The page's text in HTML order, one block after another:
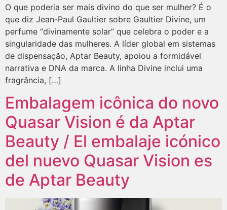
O que poderia ser mais divino do que ser mulher? É o
que diz Jean-Paul Gaultier sobre Gaultier Divine, um
perfume “divinamente solar” que celebra o poder e a
singularidade das mulheres. A líder global em sistemas
de dispensação, Aptar Beauty, apoiou a formidável
narrativa e DNA da marca. A linha Divine inclui uma
fragrância, […]
Embalagem icônica do novo
Quasar Vision é da Aptar
Beauty / El embalaje icónico
del nuevo Quasar Vision es
de Aptar Beauty